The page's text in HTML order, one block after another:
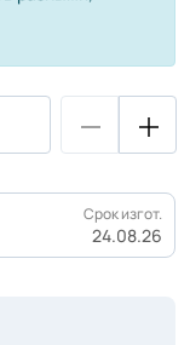
Срок изгот.
24.08.26